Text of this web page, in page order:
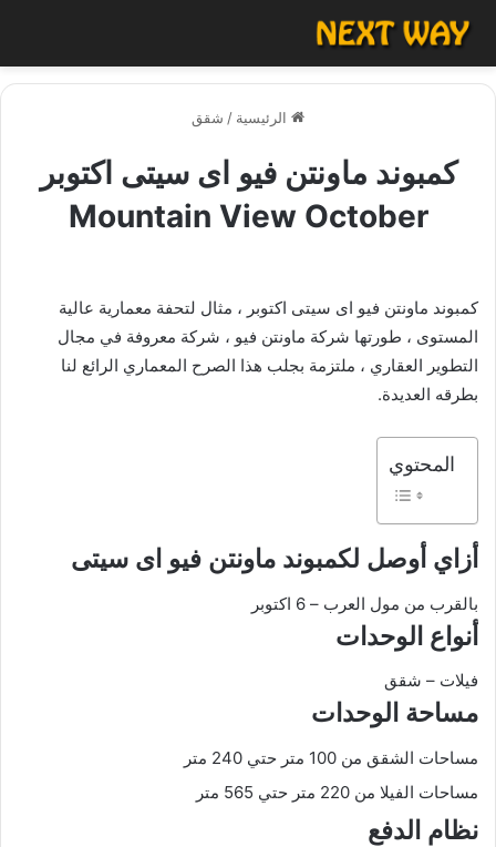
الرئيسية / شقق
كمبوند ماونتن فيو اى سيتى اكتوبر
Mountain View October
كمبوند ماونتن فيو اى سيتى اكتوبر ، مثال لتحفة معمارية عالية
المستوى ، طورتها شركة ماونتن فيو ، شركة معروفة في مجال
التطوير العقاري ، ملتزمة بجلب هذا الصرح المعماري الرائع لنا
بطرقه العديدة.
المحتوي
أزاي أوصل لكمبوند ماونتن فيو اى سيتى
بالقرب من مول العرب – 6 اكتوبر
أنواع الوحدات
فيلات – شقق
مساحة الوحدات
مساحات الشقق من 100 متر حتي 240 متر
مساحات الفيلا من 220 متر حتي 565 متر
نظام الدفع